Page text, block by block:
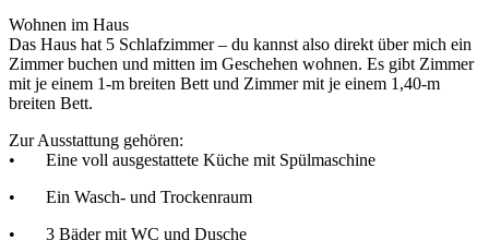
Wohnen im Haus
Das Haus hat 5 Schlafzimmer – du kannst also direkt über mich ein
Zimmer buchen und mitten im Geschehen wohnen. Es gibt Zimmer
mit je einem 1-m breiten Bett und Zimmer mit je einem 1,40-m
breiten Bett.
Zur Ausstattung gehören:
• Eine voll ausgestattete Küche mit Spülmaschine
• Ein Wasch- und Trockenraum
• 3 Bäder mit WC und Dusche